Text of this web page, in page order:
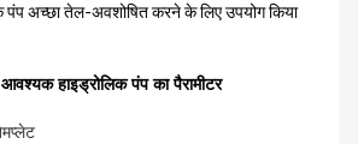
पंप अच्छा तेल-अवशोषित करने के लिए उपयोग किया
हाइड्रोलिक पंप का पैरामीटर